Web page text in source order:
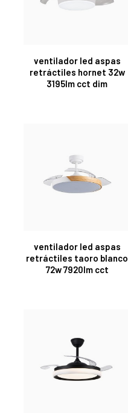
ventilador led aspas
retráctiles hornet 32w
3195lm cct dim
ventilador led aspas
retráctiles taoro blanco
72w 7920lm cct